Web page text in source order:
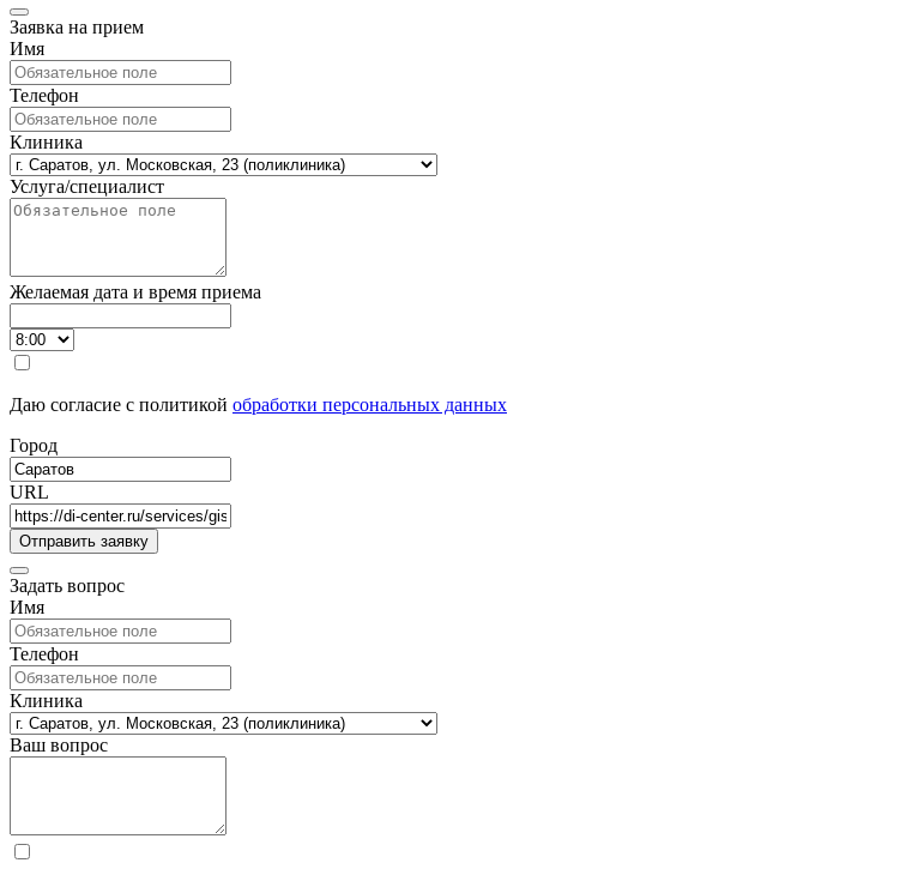
Заявка на прием
Имя
Телефон
Клиника
Услуга/специалист
Желаемая дата и время приема
Даю согласие с политикой обработки персональных данных
Город
URL
Задать вопрос
Имя
Телефон
Клиника
Ваш вопрос